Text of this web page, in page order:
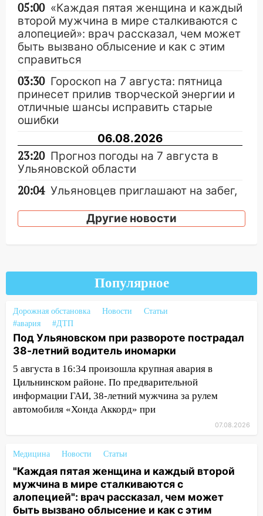
05:00 «Каждая пятая женщина и каждый
второй мужчина в мире сталкиваются с
алопецией»: врач рассказал, чем может
быть вызвано облысение и как с этим
справиться
03:30 Гороскоп на 7 августа: пятница
принесет прилив творческой энергии и
отличные шансы исправить старые
ошибки
06.08.2026
23:20 Прогноз погоды на 7 августа в
Ульяновской области
20:04 Ульяновцев приглашают на забег,
России
18:02 В Ульяновск едут звезды
баскетбола!
17:08 Ульяновский областной суд
оставил в силе приговор руководству
«УльяновскФармации» за махинации на
3,2 млн рублей
16:09 Ветераны легкой атлетики из
Ульяновска успешно выступили на
более 28% площадей зерновых и
зернобобовых культур
15:51 Бросила кирпич в жену брата: в
Ульяновской области завели дело на
Другие новости
Популярное
Дорожная обстановка Новости
Статьи
#авария
#ДТП
Под Ульяновском при развороте пострадал
38-летний водитель иномарки
5 августа в 16:34 произошла крупная авария в
Цильнинском районе. По предварительной
информации ГАИ, 38-летний мужчина за рулем
автомобиля «Хонда Аккорд» при
07.08.2026
Медицина Новости Статьи
"Каждая пятая женщина и каждый второй
мужчина в мире сталкиваются с
алопецией": врач рассказал, чем может
быть вызвано облысение и как с этим